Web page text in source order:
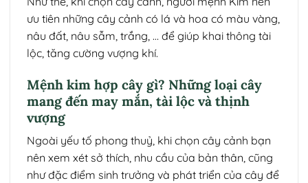
ưu tiên những cây cảnh có lá và hoa có màu vàng,
nâu đất, nâu sẫm, trắng, … để giúp khai thông tài
lộc, tăng cường vượng khí.
Mệnh kim hợp cây gì? Những loại cây
mang đến may mắn, tài lộc và thịnh
vượng
Ngoài yếu tố phong thuỷ, khi chọn cây cảnh bạn
nên xem xét sở thích, nhu cầu của bản thân, cũng
như đặc điểm sinh trưởng và phát triển của cây để